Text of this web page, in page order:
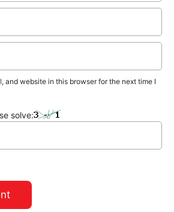
and website in this browser for the next time I
solve: